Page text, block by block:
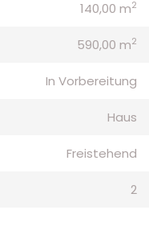
140,00 m2
590,00 m2
In Vorbereitung
Haus
Freistehend
2